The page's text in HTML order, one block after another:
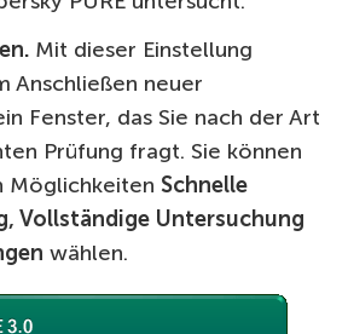
Mit dieser Einstellung
Anschließen neuer
Fenster, das Sie nach der Art
Prüfung fragt. Sie können
Möglichkeiten Schnelle
Vollständige Untersuchung
wählen.